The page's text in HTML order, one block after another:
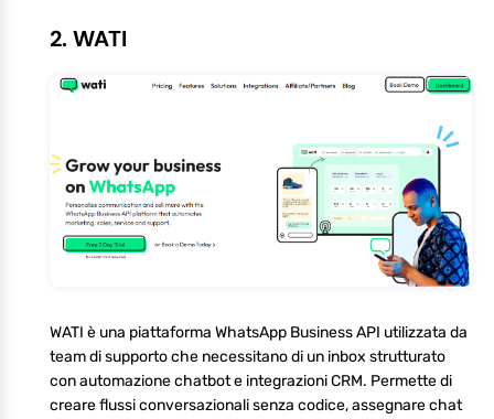
2. WATI
WATI è una piattaforma WhatsApp Business API utilizzata da
team di supporto che necessitano di un inbox strutturato
con automazione chatbot e integrazioni CRM. Permette di
creare flussi conversazionali senza codice, assegnare chat